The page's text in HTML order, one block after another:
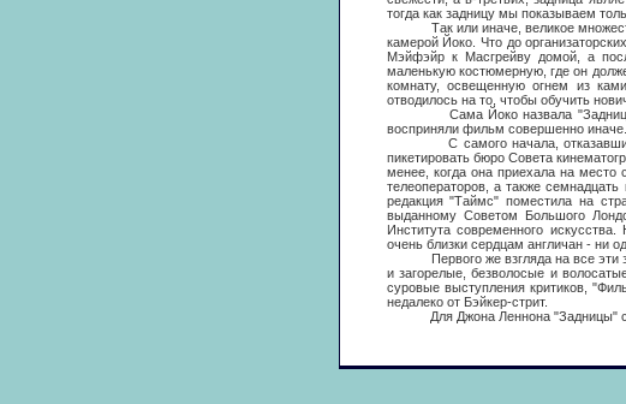
тогда как задницу мы показываем
Так или иначе, великое множество
камерой Йоко. Что до
Мэйфэйр к Масгрейву домой, а
маленькую костюмерную, где он
комнату, освещенную огнем из
отводилось на то, чтобы обучить
Сама Йоко назвала "Задницы"
восприняли фильм совершенно иначе.
С самого начала, отказавшись
пикетировать бюро Совета
менее, когда она приехала на место
телеоператоров, а также
редакция "Таймс" поместила на
выданному Советом Большого
Института современного
очень близки сердцам англичан - ни
Первого же взгляда на все эти
и загорелые, безволосые и
суровые выступления критиков,
недалеко от Бэйкер-стрит.
Для Джона Леннона "Задницы"